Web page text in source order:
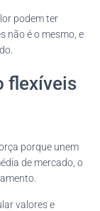
podem ter
não é o mesmo, e
flexíveis
porque unem
de mercado, o
valores e